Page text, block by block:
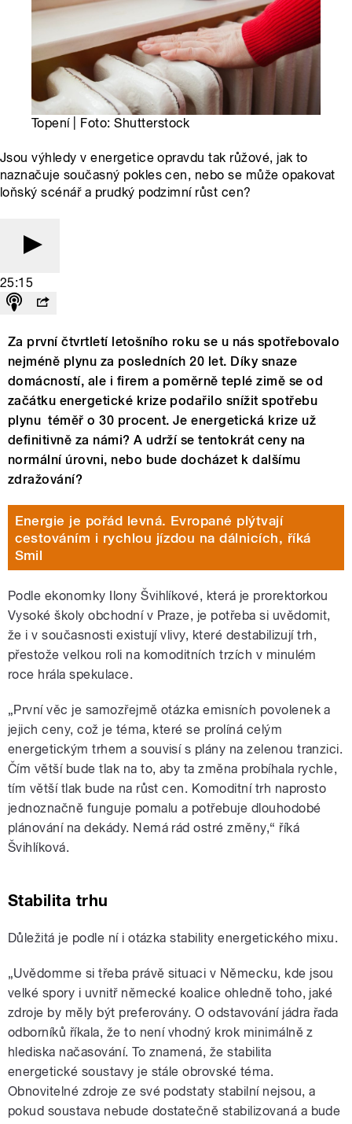
Topení | Foto: Shutterstock
Jsou výhledy v energetice opravdu tak růžové, jak to
naznačuje současný pokles cen, nebo se může opakovat
loňský scénář a prudký podzimní růst cen?
25:15
Za první čtvrtletí letošního roku se u nás spotřebovalo
nejméně plynu za posledních 20 let. Díky snaze
domácností, ale i firem a poměrně teplé zimě se od
začátku energetické krize podařilo snížit spotřebu
plynu téměř o 30 procent. Je energetická krize už
definitivně za námi? A udrží se tentokrát ceny na
normální úrovni, nebo bude docházet k dalšímu
zdražování?
Energie je pořád levná. Evropané plýtvají
cestováním i rychlou jízdou na dálnicích, říká
Smil
Podle ekonomky Ilony Švihlíkové, která je prorektorkou
Vysoké školy obchodní v Praze, je potřeba si uvědomit,
že i v současnosti existují vlivy, které destabilizují trh,
přestože velkou roli na komoditních trzích v minulém
roce hrála spekulace.
„První věc je samozřejmě otázka emisních povolenek a
jejich ceny, což je téma, které se prolíná celým
energetickým trhem a souvisí s plány na zelenou tranzici.
Čím větší bude tlak na to, aby ta změna probíhala rychle,
tím větší tlak bude na růst cen. Komoditní trh naprosto
jednoznačně funguje pomalu a potřebuje dlouhodobé
plánování na dekády. Nemá rád ostré změny,“ říká
Švihlíková.
Stabilita trhu
Důležitá je podle ní i otázka stability energetického mixu.
„Uvědomme si třeba právě situaci v Německu, kde jsou
velké spory i uvnitř německé koalice ohledně toho, jaké
zdroje by měly být preferovány. O odstavování jádra řada
odborníků říkala, že to není vhodný krok minimálně z
hlediska načasování. To znamená, že stabilita
energetické soustavy je stále obrovské téma.
Obnovitelné zdroje ze své podstaty stabilní nejsou, a
pokud soustava nebude dostatečně stabilizovaná a bude